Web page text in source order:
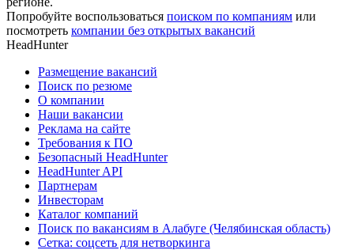
Попробуйте воспользоваться поиском по компаниям или
посмотреть компании без открытых вакансий
HeadHunter
Размещение вакансий
Поиск по резюме
О компании
Наши вакансии
Реклама на сайте
Требования к ПО
Безопасный HeadHunter
HeadHunter API
Партнерам
Инвесторам
Каталог компаний
Поиск по вакансиям в Алабуге (Челябинская область)
Сетка: соцсеть для нетворкинга